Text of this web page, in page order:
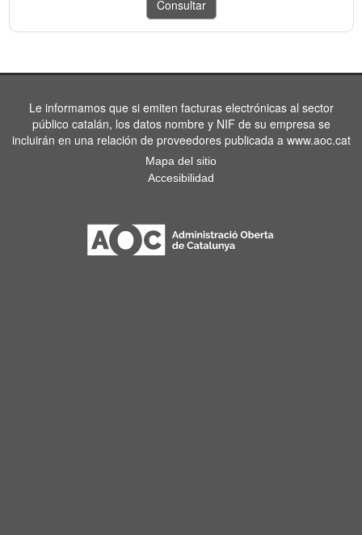
Le informamos que si emiten facturas electrónicas al sector
público catalán, los datos nombre y NIF de su empresa se
incluirán en una relación de proveedores publicada a www.aoc.cat
Mapa del sitio
Accesibilidad